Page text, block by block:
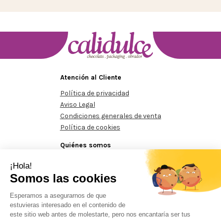
Atención al Cliente
Política de privacidad
Aviso Legal
Condiciones generales de venta
Política de cookies
Quiénes somos
Contacte con nosotros
Pedidos mínimos de 125€ Pedidos mínimos de 125€
Prohibida la reproducción total o parcial del contenido aparecido en este sitio